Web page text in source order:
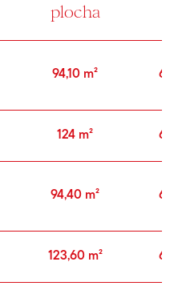
plocha
94,10 m²
124 m²
94,40 m²
123,60 m²